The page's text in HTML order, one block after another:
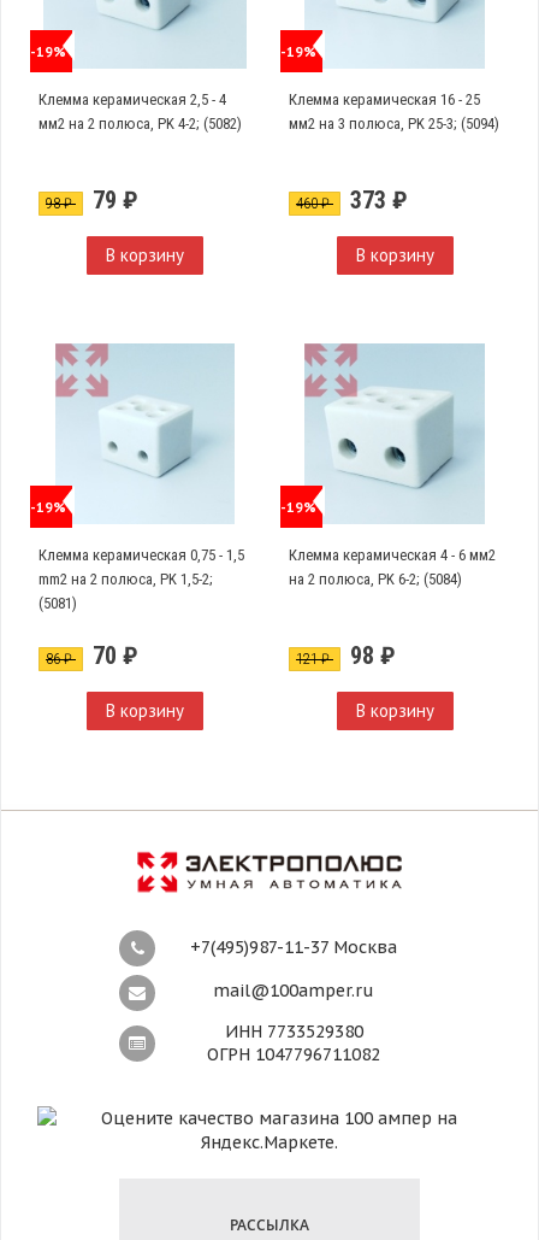
-19%
Клемма керамическая 2,5 - 4
мм2 на 2 полюса, PK 4-2; (5082)
98 ₽ 79 ₽
В корзину
-19%
Клемма керамическая 16 - 25
мм2 на 3 полюса, PK 25-3; (5094)
460 ₽ 373 ₽
В корзину
-19%
Клемма керамическая 0,75 - 1,5
mm2 на 2 полюса, PK 1,5-2;
(5081)
86 ₽ 70 ₽
В корзину
-19%
Клемма керамическая 4 - 6 мм2
на 2 полюса, PK 6-2; (5084)
121 ₽ 98 ₽
В корзину
+7(495)987-11-37 Москва
mail@100amper.ru
ИНН 7733529380
ОГРН 1047796711082
РАССЫЛКА